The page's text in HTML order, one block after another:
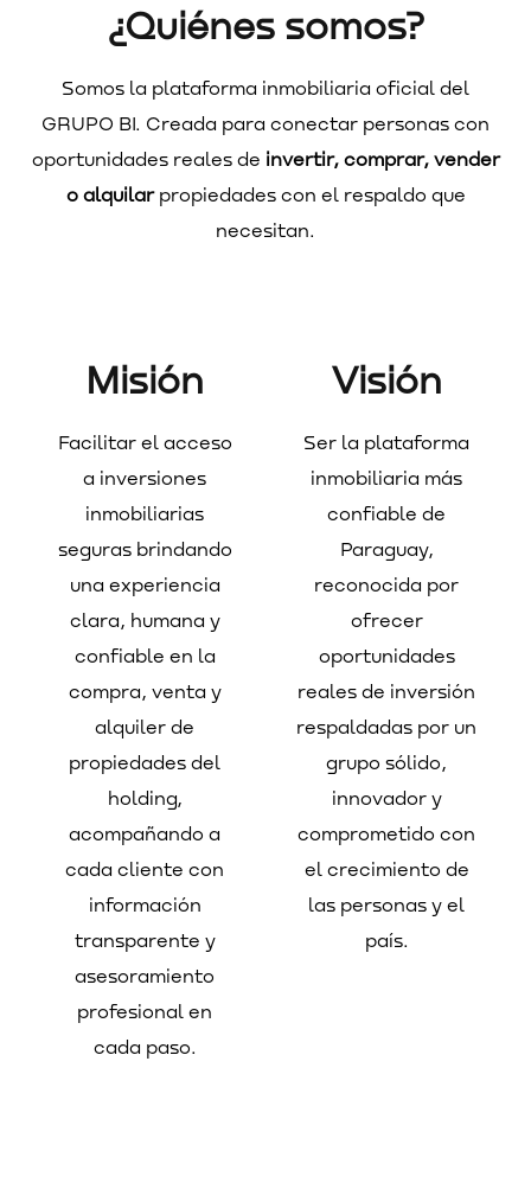
¿Quiénes somos?
Somos la plataforma inmobiliaria oficial del
GRUPO BI. Creada para conectar personas con
oportunidades reales de invertir, comprar, vender
o alquilarpropiedades con el respaldo que
necesitan.
Misión
Facilitar el acceso
a inversiones
inmobiliarias
seguras brindando
una experiencia
clara, humana y
confiable en la
compra, venta y
alquiler de
propiedades del
holding,
acompañando a
cada cliente con
información
transparente y
asesoramiento
profesional en
cada paso.
Visión
Ser la plataforma
inmobiliaria más
confiable de
Paraguay,
reconocida por
ofrecer
oportunidades
reales de inversión
respaldadas por un
grupo sólido,
innovador y
comprometido con
el crecimiento de
las personas y el
país.